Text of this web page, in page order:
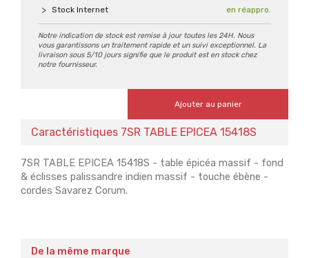
Stock Internet en réappro.
Notre indication de stock est remise à jour toutes les 24H. Nous
vous garantissons un traitement rapide et un suivi exceptionnel. La
livraison sous 5/10 jours signifie que le produit est en stock chez
notre fournisseur.
Ajouter au panier
Caractéristiques 7SR TABLE EPICEA 15418S
7SR TABLE EPICEA 15418S - table épicéa massif - fond
& éclisses palissandre indien massif - touche ébène -
cordes Savarez Corum.
De la même marque